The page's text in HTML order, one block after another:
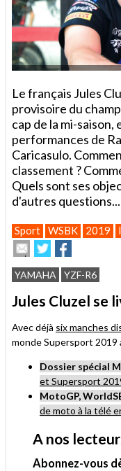
Le français Jules
provisoire du
cap de la mi-
performances de
Caricasulo.
classement ?
Quels sont ses
d'autres
Sport WSBK 2019
Envoyer
cet
article
à
un
ami
Partager
sur
Twitter
sur
Facebook
YAMAHA YZF-R6
Jules Cluzel se
Avec déjà six manches
monde Supersport 2019
Dossier spécial
et Supersport
MotoGP,
de moto à la télé
A nos
Abonnez-vous